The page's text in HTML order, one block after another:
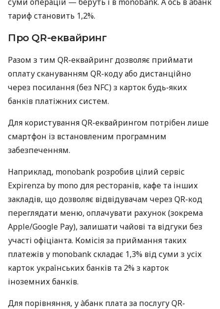
тариф становить 1,2%.
Про QR-еквайринг
Разом з тим QR-еквайринг дозволяє приймати
оплату скануванням QR-коду або дистанційно
через посилання (без NFC) з карток будь-яких
банків платіжних систем.
Для користування QR-еквайрингом потрібен лише
смартфон із встановленим програмним
забезпеченням.
Наприклад, monobank розробив цілий сервіс
Expirenza by mono для ресторанів, кафе та інших
закладів, що дозволяє відвідувачам через QR-код
переглядати меню, оплачувати рахунок (зокрема
Apple/Google Pay), залишати чайові та відгуки без
участі офіціанта. Комісія за приймання таких
платежів у monobank складає 1,3% від суми з усіх
карток українських банків та 2% з карток
іноземних банків.
Для порівняння, у àбанк плата за послугу QR-